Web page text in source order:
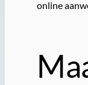
online